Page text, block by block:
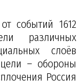
событий 1612
различных
слоёв
– обороны
Россия